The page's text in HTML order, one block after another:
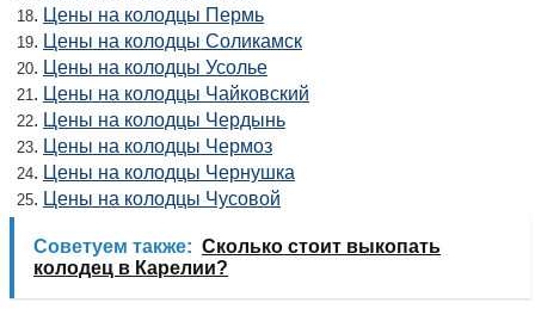
18. Цены на колодцы Пермь
19. Цены на колодцы Соликамск
20. Цены на колодцы Усолье
21 . Цены на колодцы Чайковский
22. Цены на колодцы Чердынь
23. Цены на колодцы Чермоз
24. Цены на колодцы Чернушка
25. Цены на колодцы Чусовой
Советуем также: Сколько стоит выкопать
колодец в Карелии?